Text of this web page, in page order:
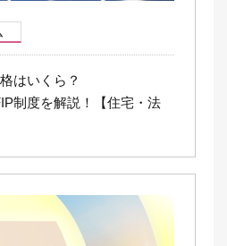
はいくら？
制度を解説！【住宅・法